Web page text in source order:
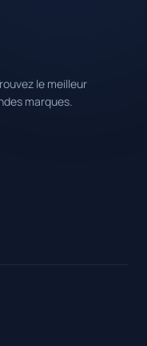
le meilleur
marques.